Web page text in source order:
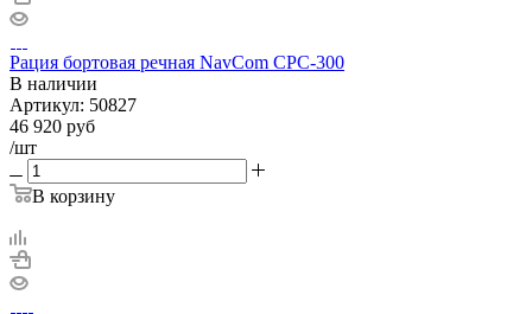
Рация бортовая речная NavCom CPC-300
В наличии
Артикул: 50827
46 920 руб
/шт
В корзину